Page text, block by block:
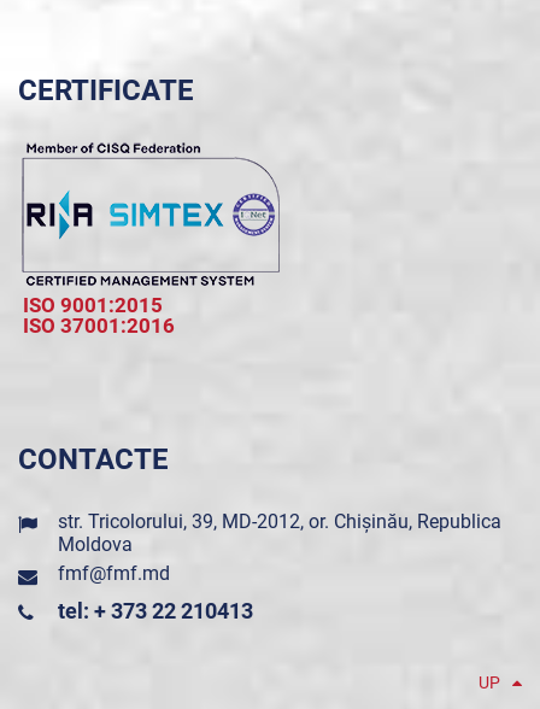
CERTIFICATE
ISO 9001:2015
ISO 37001:2016
CONTACTE
str. Tricolorului, 39, MD-2012, or. Chișinău, Republica
Moldova
fmf@fmf.md
tel: + 373 22 210413
UP